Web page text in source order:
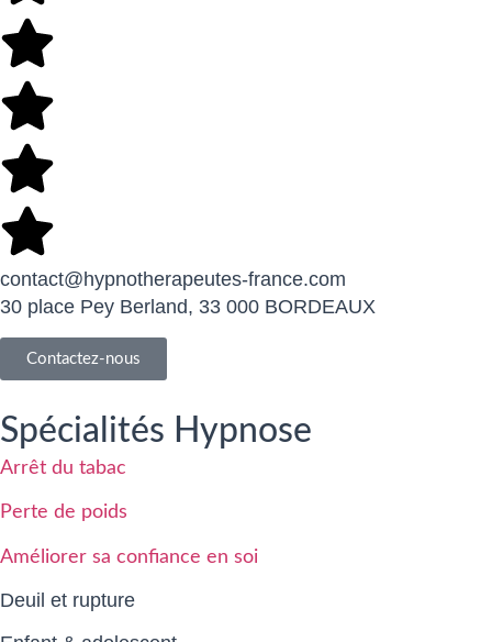
contact@hypnotherapeutes-france.com
30 place Pey Berland, 33 000 BORDEAUX
Contactez-nous
Spécialités Hypnose
Arrêt du tabac
Perte de poids
Améliorer sa confiance en soi
Deuil et rupture